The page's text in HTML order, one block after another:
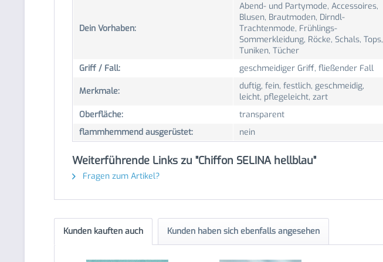
Dein Vorhaben:
Abend- und Partymode, Accessoires,
Blusen, Brautmoden, Dirndl-
Trachtenmode, Frühlings-
Sommerkleidung, Röcke, Schals, Tops,
Tuniken, Tücher
Griff / Fall:
geschmeidiger Griff, fließender Fall
Merkmale:
duftig, fein, festlich, geschmeidig,
leicht, pflegeleicht, zart
Oberfläche:
transparent
flammhemmend ausgerüstet:
nein
Weiterführende Links zu "Chiffon SELINA hellblau"
Fragen zum Artikel?
Kunden kauften auch Kunden haben sich ebenfalls angesehen